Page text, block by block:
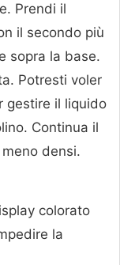
Prendi il
il secondo più
sopra la base.
Potresti voler
gestire il liquido
Continua il
densi.
colorato
la